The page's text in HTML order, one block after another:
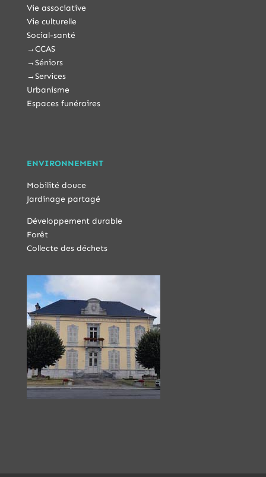
Vie associative
Vie culturelle
Social-santé
→CCAS
→Séniors
→Services
Urbanisme
Espaces funéraires
ENVIRONNEMENT
Mobilité douce
Jardinage partagé
Développement durable
Forêt
Collecte des déchets